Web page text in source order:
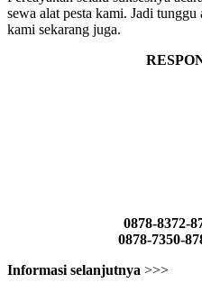
sewa alat pesta kami. Jadi
kami sekarang juga.
0878-8372-
0878-7350-
Informasi selanjutnya >>>